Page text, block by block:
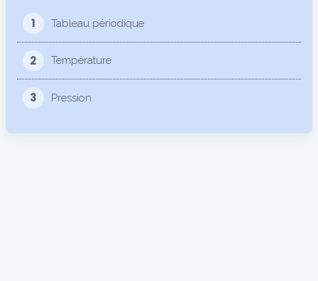
1 Tableau périodique
2 Température
3 Pression